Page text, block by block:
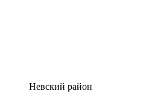
Невский район